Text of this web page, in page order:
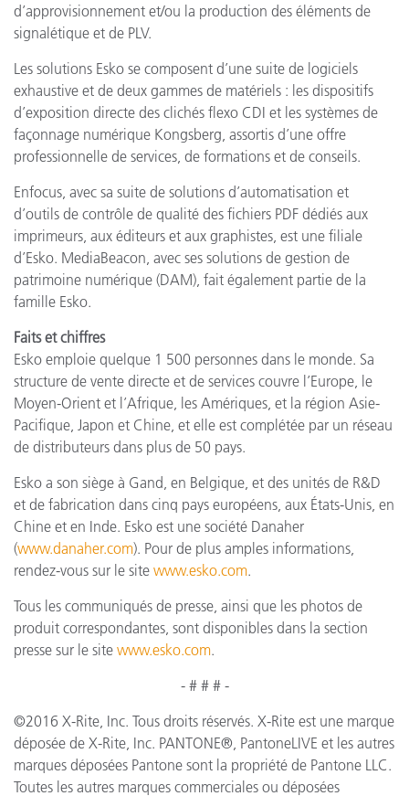
d’approvisionnement et/ou la production des éléments de
signalétique et de PLV.
Les solutions Esko se composent d’une suite de logiciels
exhaustive et de deux gammes de matériels : les dispositifs
d’exposition directe des clichés flexo CDI et les systèmes de
façonnage numérique Kongsberg, assortis d’une offre
professionnelle de services, de formations et de conseils.
Enfocus, avec sa suite de solutions d’automatisation et
d’outils de contrôle de qualité des fichiers PDF dédiés aux
imprimeurs, aux éditeurs et aux graphistes, est une filiale
d’Esko. MediaBeacon, avec ses solutions de gestion de
patrimoine numérique (DAM), fait également partie de la
famille Esko.
Faits et chiffres
Esko emploie quelque 1 500 personnes dans le monde. Sa
structure de vente directe et de services couvre l’Europe, le
Moyen-Orient et l’Afrique, les Amériques, et la région Asie-
Pacifique, Japon et Chine, et elle est complétée par un réseau
de distributeurs dans plus de 50 pays.
Esko a son siège à Gand, en Belgique, et des unités de R&D
et de fabrication dans cinq pays européens, aux États-Unis, en
Chine et en Inde. Esko est une société Danaher
(www.danaher.com). Pour de plus amples informations,
rendez-vous sur le site www.esko.com.
Tous les communiqués de presse, ainsi que les photos de
produit correspondantes, sont disponibles dans la section
presse sur le site www.esko.com.
- # # # -
©2016 X-Rite, Inc. Tous droits réservés. X-Rite est une marque
déposée de X-Rite, Inc. PANTONE®, PantoneLIVE et les autres
marques déposées Pantone sont la propriété de Pantone LLC.
Toutes les autres marques commerciales ou déposées